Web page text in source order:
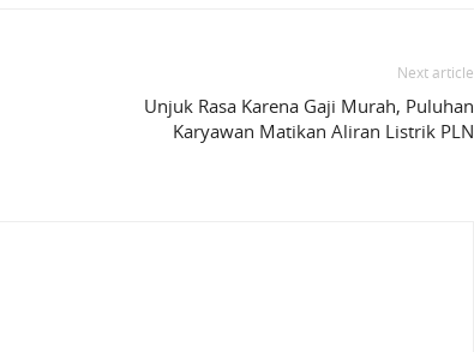
Next article
Unjuk Rasa Karena Gaji Murah, Puluhan
Karyawan Matikan Aliran Listrik PLN